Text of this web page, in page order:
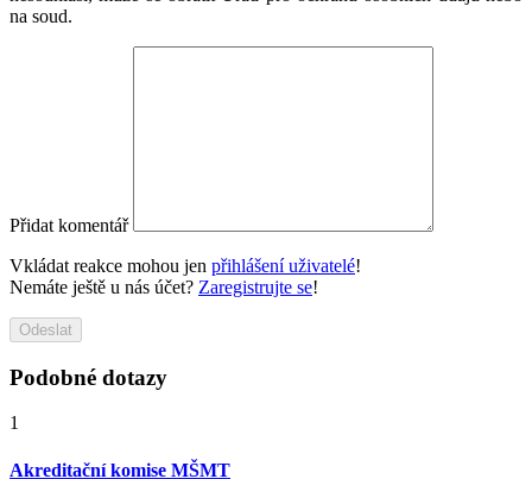
na soud.
Přidat komentář
Vkládat reakce mohou jen přihlášení uživatelé!
Nemáte ještě u nás účet? Zaregistrujte se!
Odeslat
Podobné dotazy
1
Akreditační komise MŠMT